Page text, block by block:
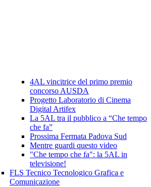
4AL vincitrice del primo premio
concorso AUSDA
Progetto Laboratorio di Cinema
Digital Artifex
La 5AL tra il pubblico a “Che tempo
che fa”
Prossima Fermata Padova Sud
Mentre guardi questo video
"Che tempo che fa": la 5AL in
televisione!
FLS Tecnico Tecnologico Grafica e
Comunicazione